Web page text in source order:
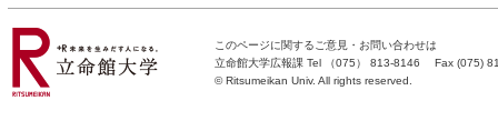
このページに関するご意見・お問い合わせは
立命館大学広報課 Tel （075） 813-8146 Fax (075)
©Ritsumeikan Univ. All rights reserved.